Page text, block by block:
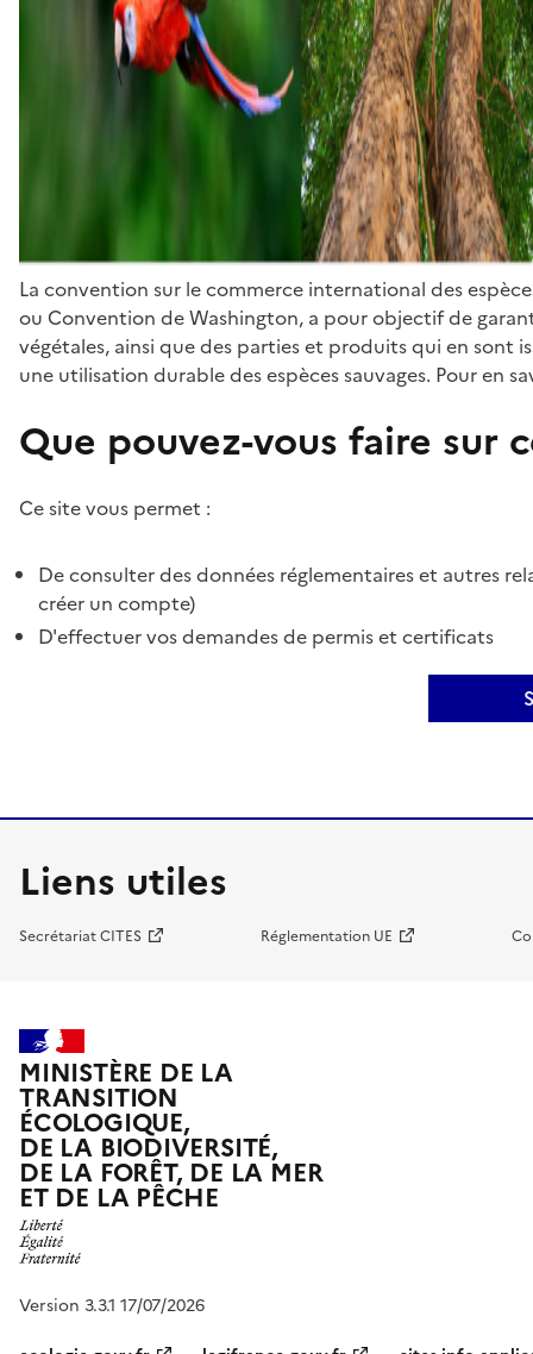
La convention sur le commerce international des
ou Convention de Washington, a pour objectif de
végétales, ainsi que des parties et produits qui en sont
une utilisation durable des espèces sauvages. Pour en
Que pouvez-vous faire sur
Ce site vous permet :
De consulter des données réglementaires et autres
créer un compte)
D'effectuer vos demandes de permis et certificats
Liens utiles
Secrétariat CITES Réglementation UE
MINISTÈRE DE LA
TRANSITION
ÉCOLOGIQUE,
DE LA BIODIVERSITÉ,
DE LA FORÊT, DE LA MER
ET DE LA PÊCHE
Version 3.3.1 17/07/2026